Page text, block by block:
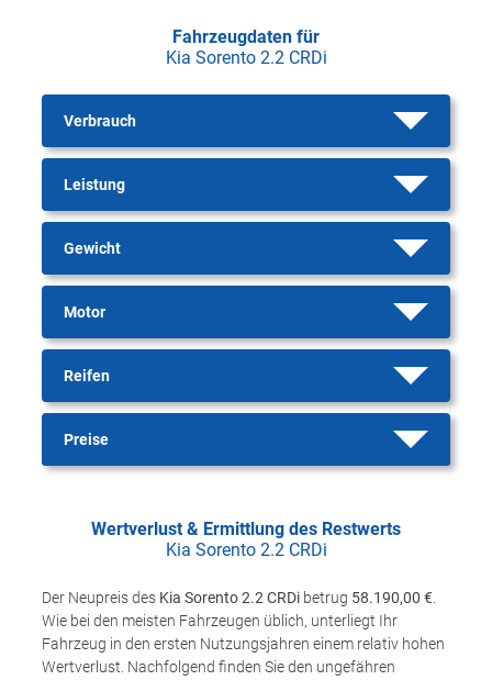
Fahrzeugdaten für
Kia Sorento 2.2 CRDi
Verbrauch
Leistung
Gewicht
Motor
Reifen
Preise
Wertverlust & Ermittlung des Restwerts
Kia Sorento 2.2 CRDi
Der Neupreis des Kia Sorento 2.2 CRDi betrug 58.190,00 €
Wie bei den meisten Fahrzeugen üblich, unterliegt Ihr
Fahrzeug in den ersten Nutzungsjahren einem relativ hohen
Wertverlust. Nachfolgend finden Sie den ungefähren